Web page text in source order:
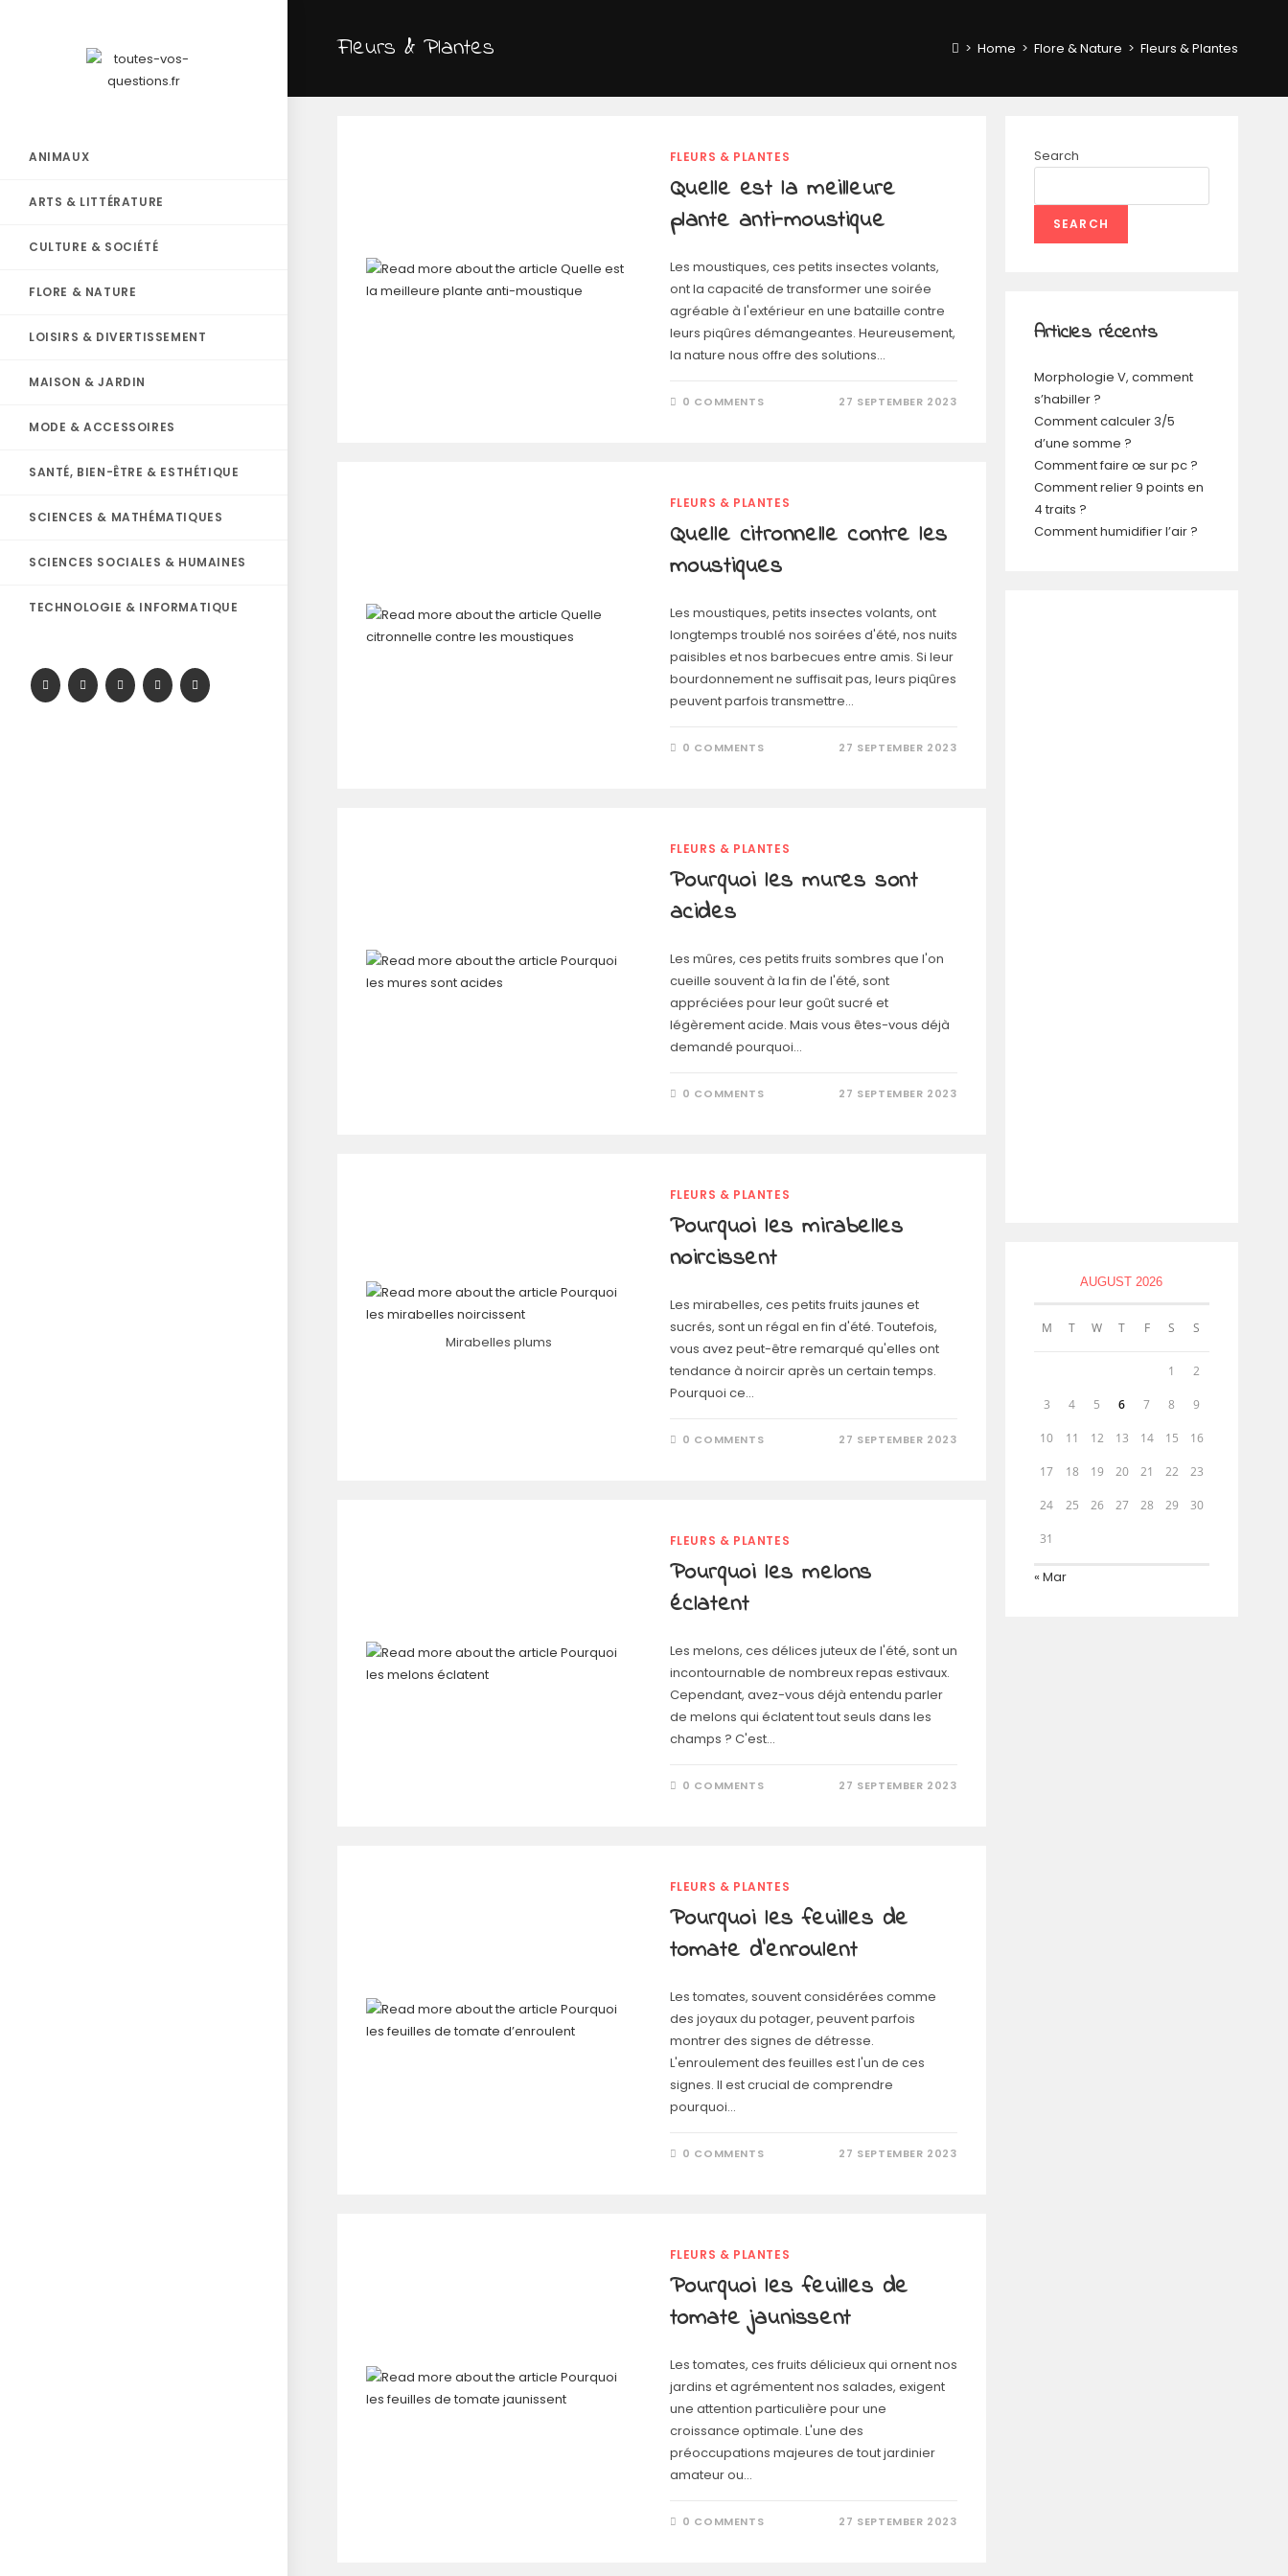
ANIMAUX
ARTS & LITTÉRATURE
CULTURE & SOCIÉTÉ
FLORE & NATURE
LOISIRS & DIVERTISSEMENT
MAISON & JARDIN
MODE & ACCESSOIRES
SANTÉ, BIEN-ÊTRE & ESTHÉTIQUE
SCIENCES & MATHÉMATIQUES
SCIENCES SOCIALES & HUMAINES
TECHNOLOGIE & INFORMATIQUE
Fleurs & Plantes > Home > Flore & Nature > Fleurs & Plantes
FLEURS & PLANTES
Quelle est la meilleure
plante anti-moustique
Les moustiques, ces petits insectes volants,
ont la capacité de transformer une soirée
agréable à l'extérieur en une bataille contre
leurs piqûres démangeantes. Heureusement,
la nature nous offre des solutions…
0 COMMENTS 27 SEPTEMBER 2023
FLEURS & PLANTES
Quelle citronnelle contre les
moustiques
Les moustiques, petits insectes volants, ont
longtemps troublé nos soirées d'été, nos nuits
paisibles et nos barbecues entre amis. Si leur
bourdonnement ne suffisait pas, leurs piqûres
peuvent parfois transmettre…
0 COMMENTS 27 SEPTEMBER 2023
FLEURS & PLANTES
Pourquoi les mures sont
acides
Les mûres, ces petits fruits sombres que l'on
cueille souvent à la fin de l'été, sont
appréciées pour leur goût sucré et
légèrement acide. Mais vous êtes-vous déjà
demandé pourquoi…
0 COMMENTS 27 SEPTEMBER 2023
Mirabelles plums
FLEURS & PLANTES
Pourquoi les mirabelles
noircissent
Les mirabelles, ces petits fruits jaunes et
sucrés, sont un régal en fin d'été. Toutefois,
vous avez peut-être remarqué qu'elles ont
tendance à noircir après un certain temps.
Pourquoi ce…
0 COMMENTS 27 SEPTEMBER 2023
FLEURS & PLANTES
Pourquoi les melons
éclatent
Les melons, ces délices juteux de l'été, sont un
incontournable de nombreux repas estivaux.
Cependant, avez-vous déjà entendu parler
de melons qui éclatent tout seuls dans les
champs ? C'est…
0 COMMENTS 27 SEPTEMBER 2023
FLEURS & PLANTES
Pourquoi les feuilles de
tomate d’enroulent
Les tomates, souvent considérées comme
des joyaux du potager, peuvent parfois
montrer des signes de détresse.
L'enroulement des feuilles est l'un de ces
signes. Il est crucial de comprendre
pourquoi…
0 COMMENTS 27 SEPTEMBER 2023
FLEURS & PLANTES
Pourquoi les feuilles de
tomate jaunissent
Les tomates, ces fruits délicieux qui ornent nos
jardins et agrémentent nos salades, exigent
une attention particulière pour une
croissance optimale. L'une des
préoccupations majeures de tout jardinier
amateur ou…
0 COMMENTS 27 SEPTEMBER 2023
Search
SEARCH
Articles récents
Morphologie V, comment
s’habiller ?
Comment calculer 3/5
d’une somme ?
Comment faire œ sur pc ?
Comment relier 9 points en
4 traits ?
Comment humidifier l’air ?
AUGUST 2026
M T W T F S S
1 2
3 4 5 6 7 8 9
10 11 12 13 14 15 16
17 18 19 20 21 22 23
24 25 26 27 28 29 30
31
« Mar